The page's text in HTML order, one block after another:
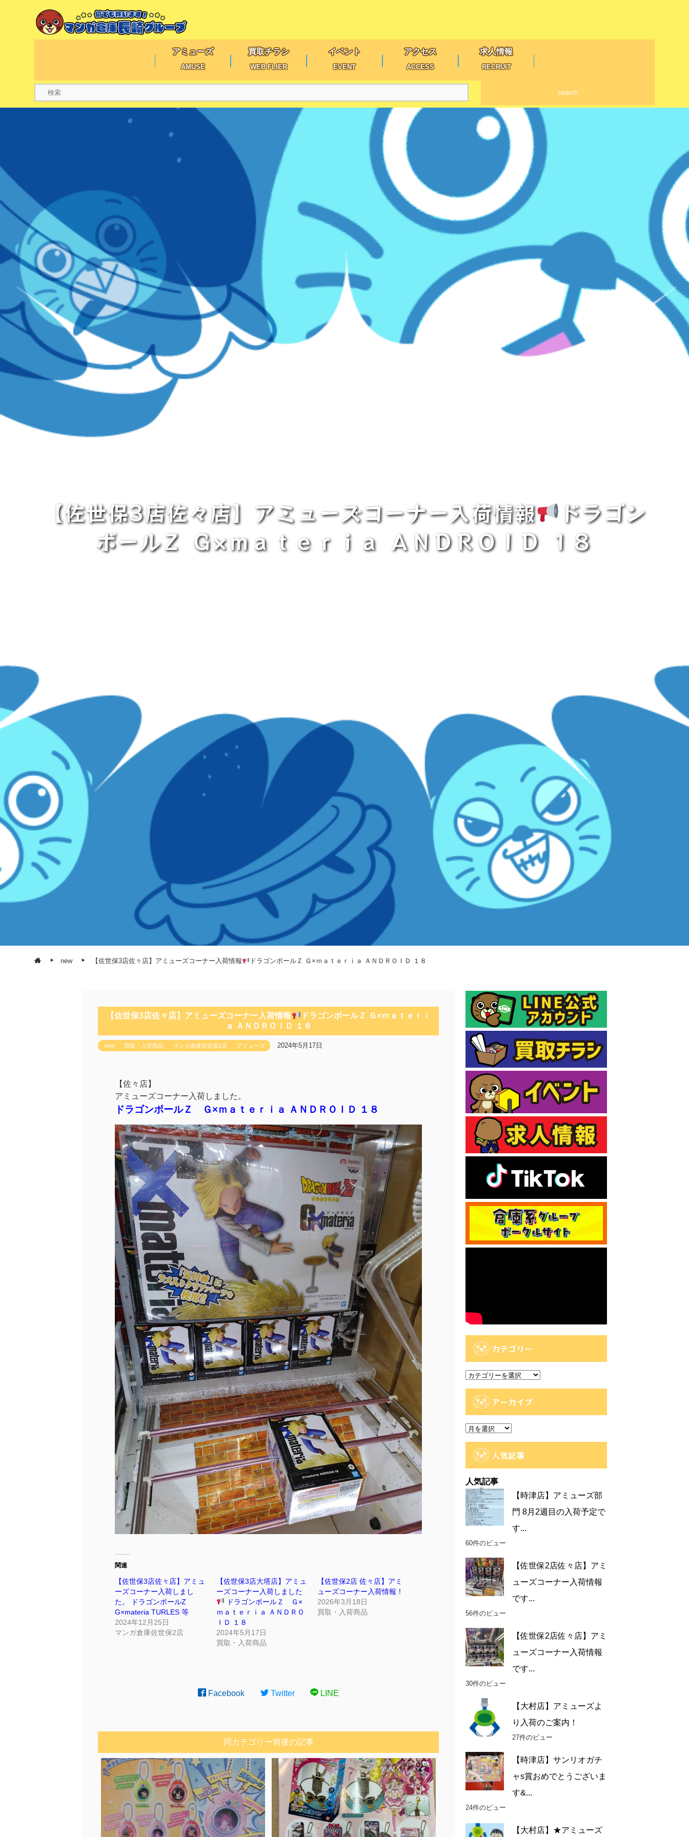
アミューズ
AMUSE
買取チラシ
WEB FLIER
イベント
EVENT
アクセス
ACCESS
求人情報
RECRUIT
search
【佐世保3店佐々店】アミューズコーナー入荷情報
ドラゴン
ボールＺ Ｇ×ｍａｔｅｒｉａ ＡＮＤＲＯＩＤ １８
new 【佐世保3店佐々店】アミューズコーナー入荷情報 ドラゴンボールＺ Ｇ×ｍａｔｅｒｉａ ＡＮＤＲＯＩＤ １８
【佐世保3店佐々店】アミューズコーナー入荷情報
ドラゴンボールＺ Ｇ×ｍａｔｅｒｉ
ａ ＡＮＤＲＯＩＤ １８
new 買取・入荷商品 マンガ倉庫佐世保2店 アミューズ 2024年5月17日
【佐々店】
アミューズコーナー入荷しました。
ドラゴンボールＺ Ｇ×ｍａｔｅｒｉａ ＡＮＤＲＯＩＤ １８
関連
【佐世保3店佐々店】アミュ
ーズコーナー入荷しまし
た。 ドラゴンボールZ
G×materia TURLES 等
2024年12月25日
マンガ倉庫佐世保2店
【佐世保3店大塔店】アミュ
ーズコーナー入荷しました
ドラゴンボールＺ Ｇ×
ｍａｔｅｒｉａ ＡＮＤＲＯ
ＩＤ １８
2024年5月17日
買取・入荷商品
【佐世保2店 佐々店】アミ
ューズコーナー入荷情報！
2026年3月18日
買取・入荷商品
Facebook Twitter LINE
同カテゴリー前後の記事
カテゴリー
カ
アーカイブ
ア
人気記事
人気記事
【時津店】アミューズ部
門 8月2週目の入荷予定で
す...
60件のビュー
【佐世保2店佐々店】アミ
ューズコーナー入荷情報
です...
56件のビュー
【佐世保2店佐々店】アミ
ューズコーナー入荷情報
です...
30件のビュー
【大村店】アミューズよ
り入荷のご案内！
27件のビュー
【時津店】サンリオガチ
ャs賞おめでとうございま
す&...
24件のビュー
【大村店】★アミューズ